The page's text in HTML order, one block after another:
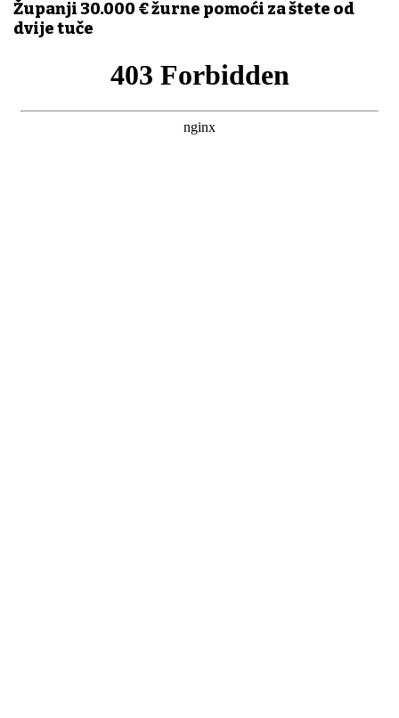
Županji 30.000 € žurne pomoći za štete od
dvije tuče